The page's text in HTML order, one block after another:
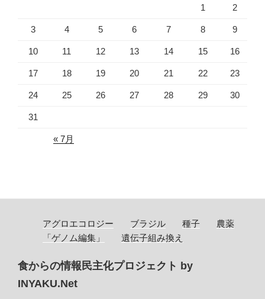
1 2
3 4 5 6 7 8 9
10 11 12 13 14 15 16
17 18 19 20 21 22 23
24 25 26 27 28 29 30
31
« 7月
アグロエコロジー ブラジル 種子
農薬
「ゲノム編集」
遺伝子組み換え
食からの情報民主化プロジェクト by
INYAKU.Net